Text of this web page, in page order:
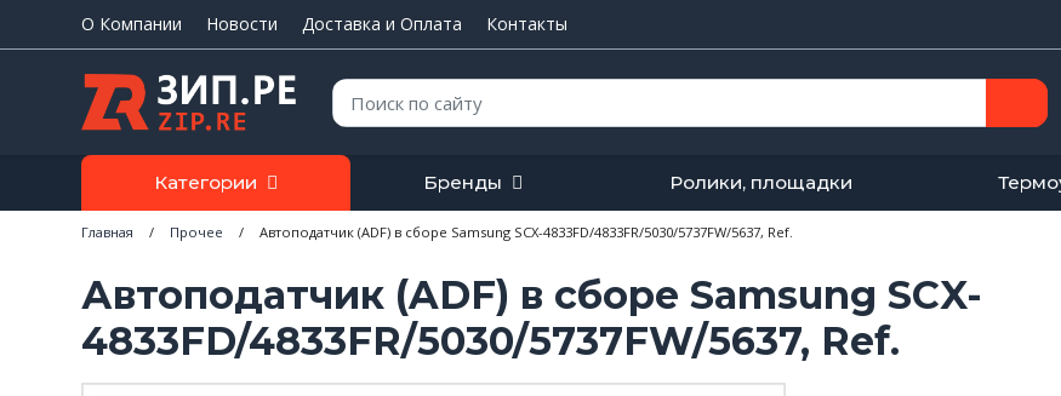
О Компании Новости Доставка и Оплата Контакты
Поиск:
Категории Бренды Ролики, площадки
Главная / Прочее / Автоподатчик (ADF) в сборе Samsung SCX-4833FD/4833FR/5030/5737FW/5637, Ref.
Автоподатчик (ADF) в сборе Samsung SCX-
4833FD/4833FR/5030/5737FW/5637, Ref.